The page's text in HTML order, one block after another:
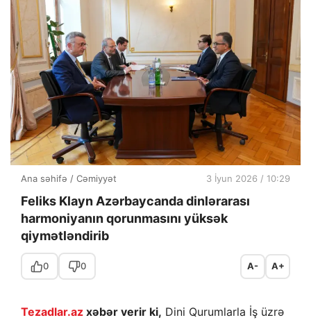
Ana səhifə / Cəmiyyət 3 İyun 2026 / 10:29
Feliks Klayn Azərbaycanda dinlərarası
harmoniyanın qorunmasını yüksək
qiymətləndirib
0 0 A- A+
Tezadlar.az xəbər verir ki, Dini Qurumlarla İş üzrə